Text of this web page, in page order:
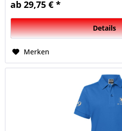
ab 29,75 € *
Details
Merken